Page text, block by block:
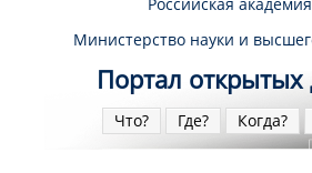
Российская
Министерство науки и
Портал
Что? Где? Когда?